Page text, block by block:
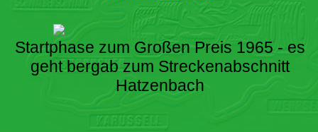
Startphase zum Großen Preis 1965 - es
geht bergab zum Streckenabschnitt
Hatzenbach